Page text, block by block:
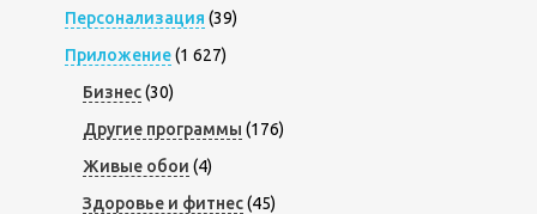
Персонализация (39)
Приложение(1 627)
Бизнес(30)
Другие программы (176)
Живые обои (4)
Здоровье и фитнес(45)